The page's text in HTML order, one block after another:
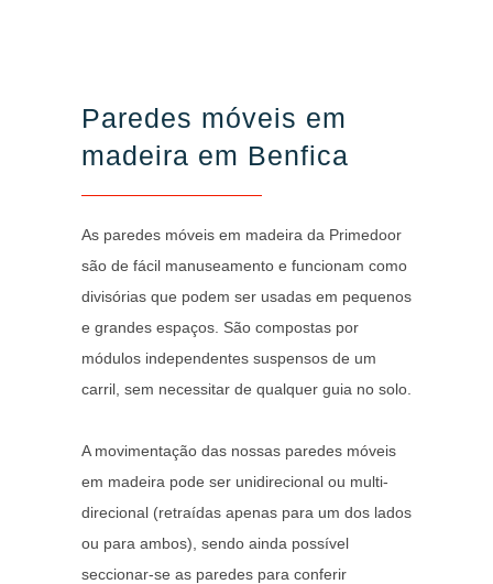
Paredes móveis em
madeira em Benfica
As paredes móveis em madeira da Primedoor
são de fácil manuseamento e funcionam como
divisórias que podem ser usadas em pequenos
e grandes espaços. São compostas por
módulos independentes suspensos de um
carril, sem necessitar de qualquer guia no solo.
A movimentação das nossas paredes móveis
em madeira pode ser unidirecional ou multi-
direcional (retraídas apenas para um dos lados
ou para ambos), sendo ainda possível
seccionar-se as paredes para conferir